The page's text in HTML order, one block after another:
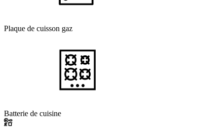
Plaque de cuisson gaz
Batterie de cuisine